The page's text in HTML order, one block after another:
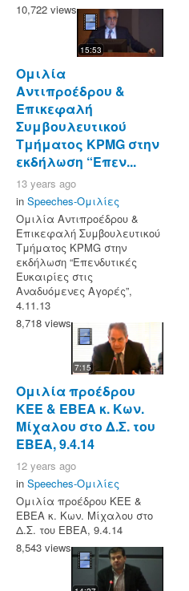
10,722 views
15:53
Ομιλία
Αντιπροέδρου &
Επικεφαλή
Συμβουλευτικού
Τμήματος KPMG στην
εκδήλωση “Επεν...
13 years ago
in Speeches-Ομιλίες
Ομιλία Αντιπροέδρου &
Επικεφαλή Συμβουλευτικού
Τμήματος KPMG στην
εκδήλωση “Επενδυτικές
Ευκαιρίες στις
Αναδυόμενες Αγορές”,
4.11.13
8,718 views
7:15
Ομιλία προέδρου
ΚΕΕ & ΕΒΕΑ κ. Κων.
Μίχαλου στο Δ.Σ. του
ΕΒΕΑ, 9.4.14
12 years ago
in Speeches-Ομιλίες
Ομιλία προέδρου ΚΕΕ &
ΕΒΕΑ κ. Κων. Μίχαλου στο
Δ.Σ. του ΕΒΕΑ, 9.4.14
8,543 views